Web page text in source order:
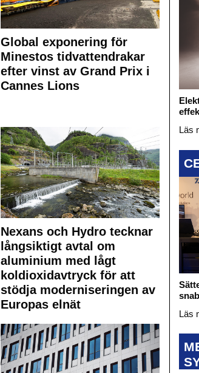
Global exponering för
Minestos tidvattendrakar
efter vinst av Grand Prix i
Cannes Lions
Nexans och Hydro tecknar
långsiktigt avtal om
aluminium med lågt
koldioxidavtryck för att
stödja moderniseringen av
Europas elnät
Läs
Läs